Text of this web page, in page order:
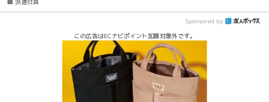
🏢 派遣社員
Sponsored by
この広告はECナビポイント加算対象外です。